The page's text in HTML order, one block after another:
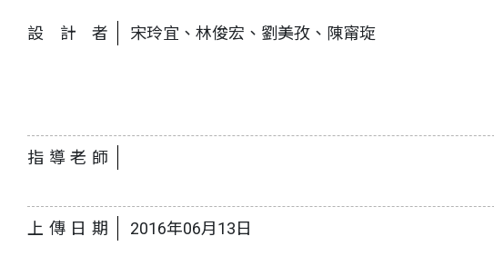
設計者 宋玲宜、林俊宏、劉美孜、陳甯琁
指導老師
上傳日期 2016年06月13日